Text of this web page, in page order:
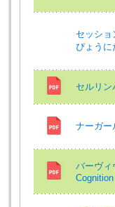
セッシ
ぴょうに
セルリン
ナーガー
バーヴィ